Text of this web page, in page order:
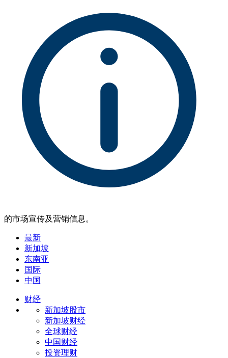
的市场宣传及营销信息。
最新
新加坡
东南亚
国际
中国
财经
新加坡股市
新加坡财经
全球财经
中国财经
投资理财